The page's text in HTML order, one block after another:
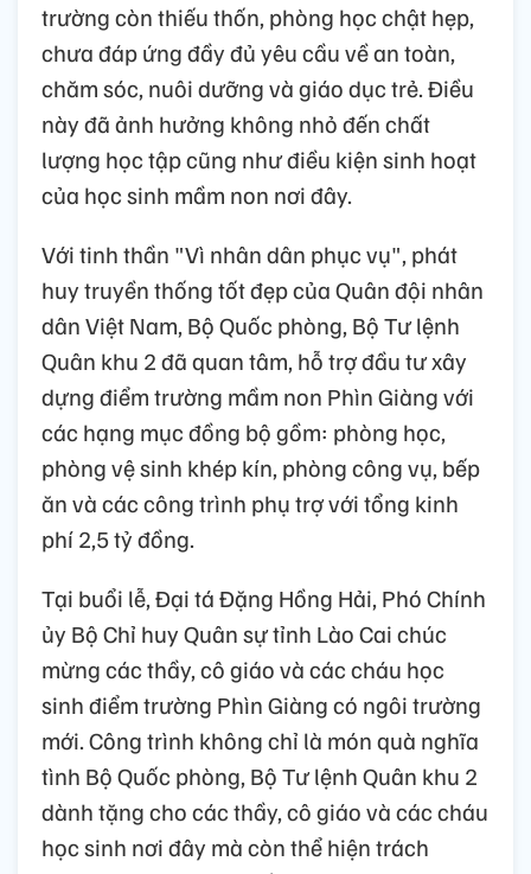
trường còn thiếu thốn, phòng học chật hẹp,
chưa đáp ứng đầy đủ yêu cầu về an toàn,
chăm sóc, nuôi dưỡng và giáo dục trẻ. Điều
này đã ảnh hưởng không nhỏ đến chất
lượng học tập cũng như điều kiện sinh hoạt
của học sinh mầm non nơi đây.
Với tinh thần "Vì nhân dân phục vụ", phát
huy truyền thống tốt đẹp của Quân đội nhân
dân Việt Nam, Bộ Quốc phòng, Bộ Tư lệnh
Quân khu 2 đã quan tâm, hỗ trợ đầu tư xây
dựng điểm trường mầm non Phìn Giàng với
các hạng mục đồng bộ gồm: phòng học,
phòng vệ sinh khép kín, phòng công vụ, bếp
ăn và các công trình phụ trợ với tổng kinh
phí 2,5 tỷ đồng.
Tại buổi lễ, Đại tá Đặng Hồng Hải, Phó Chính
ủy Bộ Chỉ huy Quân sự tỉnh Lào Cai chúc
mừng các thầy, cô giáo và các cháu học
sinh điểm trường Phìn Giàng có ngôi trường
mới. Công trình không chỉ là món quà nghĩa
tình Bộ Quốc phòng, Bộ Tư lệnh Quân khu 2
dành tặng cho các thầy, cô giáo và các cháu
học sinh nơi đây mà còn thể hiện trách